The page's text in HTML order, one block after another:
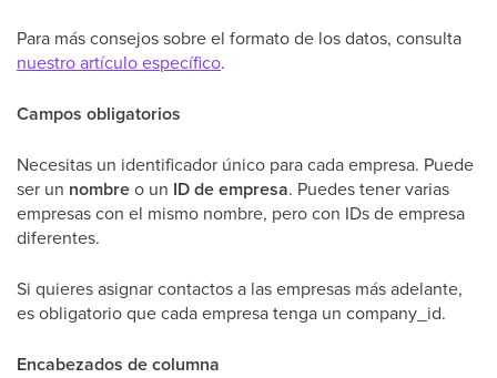
Para más consejos sobre el formato de los datos, consulta
nuestro artículo específico.
Campos obligatorios
Necesitas un identificador único para cada empresa. Puede
ser un nombreo un ID de empresa. Puedes tener varias
empresas con el mismo nombre, pero con IDs de empresa
diferentes.
Si quieres asignar contactos a las empresas más adelante,
es obligatorio que cada empresa tenga un company_id.
Encabezados de columna